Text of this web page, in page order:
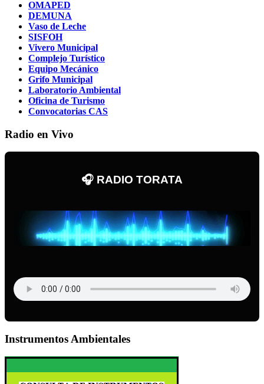
OMAPED
DEMUNA
Vaso de Leche
SISFOH
Vivero Municipal
Complejo Turístico
Equipo Mecánico
Grifo Municipal
Laboratorio Ambiental
Oficina de Turismo
Convocatorias CAS
Radio en Vivo
🎧 RADIO TORATA
Instrumentos Ambientales